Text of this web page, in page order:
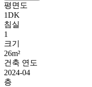
평면도
1DK
침실
1
크기
26m²
건축 연도
2024-04
층